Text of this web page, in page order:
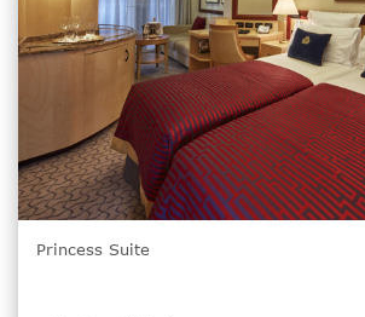
Princess Suite